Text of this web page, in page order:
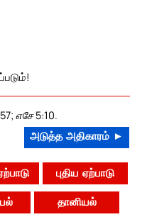
எசே 5:10.
அடுத்த அதிகாரம் ►
புதிய ஏற்பாடு
தானியல்